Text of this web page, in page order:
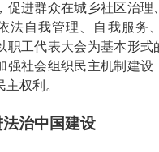
促进群众在城乡社区治理
法自我管理、自我服务
职工代表大会为基本形式
强社会组织民主机制建设
权利。
治中国建设